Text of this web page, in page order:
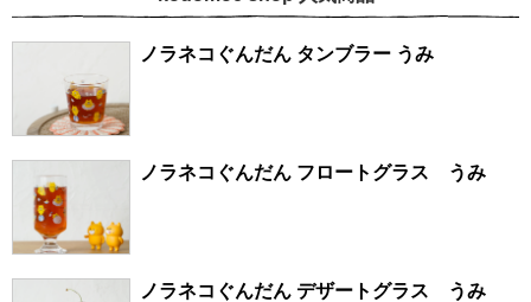
ノラネコぐんだん タンブラー うみ
ノラネコぐんだん フロートグラス うみ
ノラネコぐんだん デザートグラス うみ